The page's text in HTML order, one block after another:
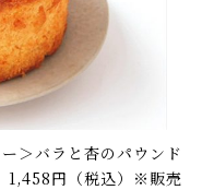
＞バラと杏のパウンド
円（税込）※販売